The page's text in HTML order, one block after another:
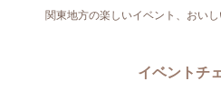
関東地方の楽しいイベント、おい
イベントチ